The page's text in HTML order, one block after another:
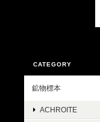
CATEGORY
鉱物標本
ACHROITE